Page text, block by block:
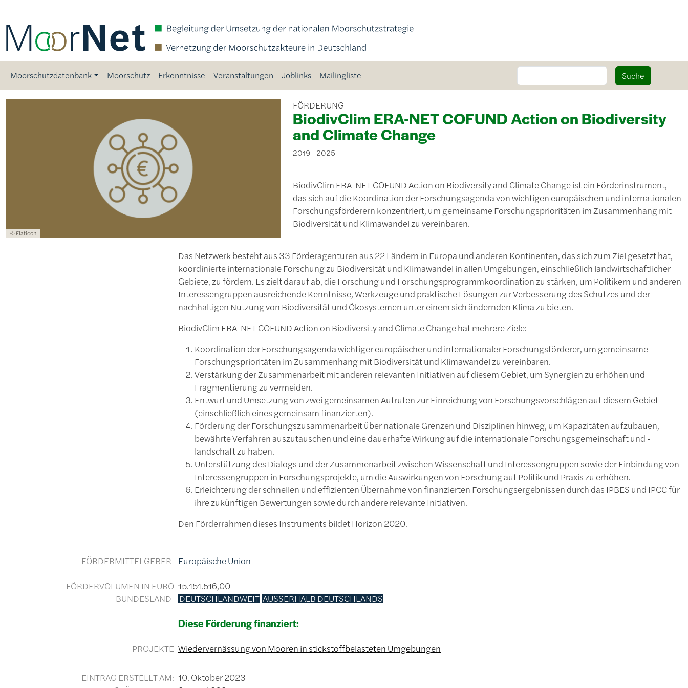
Main navigation
Moorschutzdatenbank Moorschutz Erkenntnisse Veranstaltungen Joblinks Mailingliste Suche Suche
Lizenzinformationen einschließlich Urheberrecht
© Flaticon
FÖRDERUNG
BiodivClim ERA-NET COFUND Action on Biodiversity
and Climate Change
2019 - 2025
BiodivClim ERA-NET COFUND Action on Biodiversity and Climate Change ist ein Förderinstrument,
das sich auf die Koordination der Forschungsagenda von wichtigen europäischen und internationalen
Forschungsförderern konzentriert, um gemeinsame Forschungsprioritäten im Zusammenhang mit
Biodiversität und Klimawandel zu vereinbaren.
Das Netzwerk besteht aus 33 Förderagenturen aus 22 Ländern in Europa und anderen Kontinenten, das sich zum Ziel gesetzt hat,
koordinierte internationale Forschung zu Biodiversität und Klimawandel in allen Umgebungen, einschließlich landwirtschaftlicher
Gebiete, zu fördern. Es zielt darauf ab, die Forschung und Forschungsprogrammkoordination zu stärken, um Politikern und anderen
Interessengruppen ausreichende Kenntnisse, Werkzeuge und praktische Lösungen zur Verbesserung des Schutzes und der
nachhaltigen Nutzung von Biodiversität und Ökosystemen unter einem sich ändernden Klima zu bieten.
BiodivClim ERA-NET COFUND Action on Biodiversity and Climate Change hat mehrere Ziele:
Koordination der Forschungsagenda wichtiger europäischer und internationaler Forschungsförderer, um gemeinsame
Forschungsprioritäten im Zusammenhang mit Biodiversität und Klimawandel zu vereinbaren.
Verstärkung der Zusammenarbeit mit anderen relevanten Initiativen auf diesem Gebiet, um Synergien zu erhöhen und
Fragmentierung zu vermeiden.
Entwurf und Umsetzung von zwei gemeinsamen Aufrufen zur Einreichung von Forschungsvorschlägen auf diesem Gebiet
(einschließlich eines gemeinsam finanzierten).
Förderung der Forschungszusammenarbeit über nationale Grenzen und Disziplinen hinweg, um Kapazitäten aufzubauen,
bewährte Verfahren auszutauschen und eine dauerhafte Wirkung auf die internationale Forschungsgemeinschaft und -
landschaft zu haben.
Unterstützung des Dialogs und der Zusammenarbeit zwischen Wissenschaft und Interessengruppen sowie der Einbindung von
Interessengruppen in Forschungsprojekte, um die Auswirkungen von Forschung auf Politik und Praxis zu erhöhen.
Erleichterung der schnellen und effizienten Übernahme von finanzierten Forschungsergebnissen durch das IPBES und IPCC für
ihre zukünftigen Bewertungen sowie durch andere relevante Initiativen.
Den Förderrahmen dieses Instruments bildet Horizon 2020.
FÖRDERMITTELGEBER Europäische Union
FÖRDERVOLUMEN IN EURO 15.151.516,00
BUNDESLAND
DEUTSCHLANDWEIT AUSSERHALB DEUTSCHLANDS
Diese Förderung finanziert:
PROJEKTE Wiedervernässung von Mooren in stickstoffbelasteten Umgebungen
EINTRAG ERSTELLT AM: 10. Oktober 2023